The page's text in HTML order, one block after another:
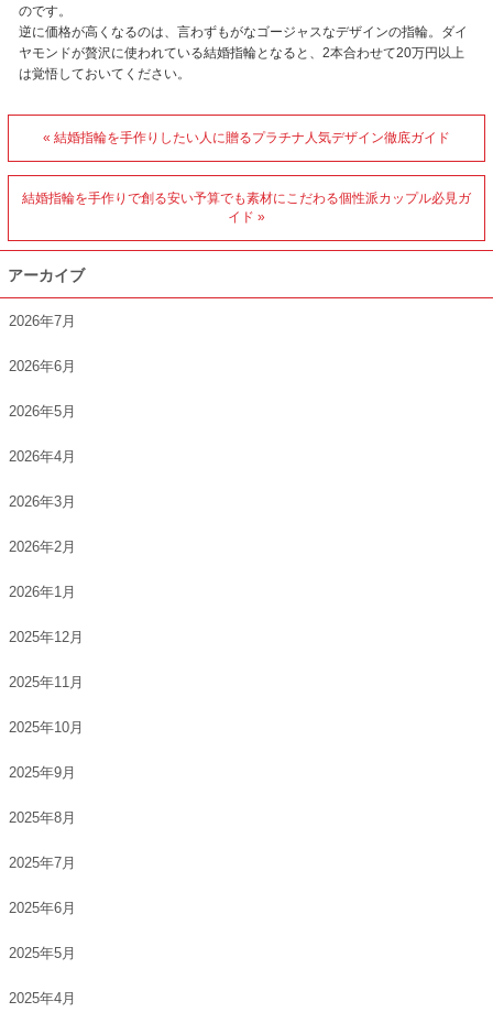
のです。
逆に価格が高くなるのは、言わずもがなゴージャスなデザインの指輪。ダイ
ヤモンドが贅沢に使われている結婚指輪となると、2本合わせて20万円以上
は覚悟しておいてください。
« 結婚指輪を手作りしたい人に贈るプラチナ人気デザイン徹底ガイド
結婚指輪を手作りで創る安い予算でも素材にこだわる個性派カップル必見ガ
イド »
アーカイブ
2026年7月
2026年6月
2026年5月
2026年4月
2026年3月
2026年2月
2026年1月
2025年12月
2025年11月
2025年10月
2025年9月
2025年8月
2025年7月
2025年6月
2025年5月
2025年4月